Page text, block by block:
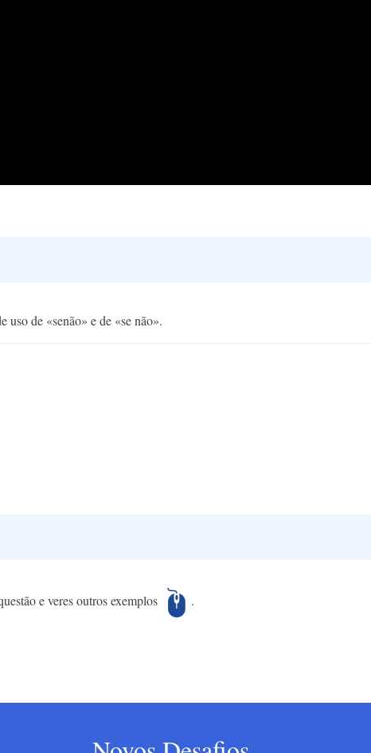
uso de «senão» e de «se não».
e veres outros exemplos .